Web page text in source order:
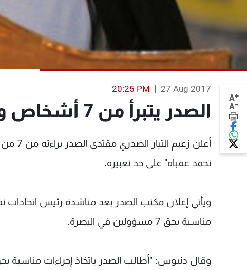
A+
A-
27 Aug 2017
20:25 PM
الصدر يتبرأ من 7 أشخاص ويحذر مما لا تحمد عقباه
أعلن
تحمد عقباه" على حد تعبيره.
ويأتي إعلان مكتب الصدر بعد مناشدة رئيس اتحادات
مناسبة بحق 7 مسؤولين في البصرة.
وقال دنبوس: "أطالب الصدر باتخاذ إجراءات